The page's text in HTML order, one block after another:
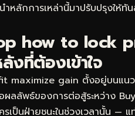
ลักการเหล่านี้มาปรับปรุงให้ทัน
how to lock
งที่ต้องเข้าใจ
maximize gain ตั้งอยู่บนแน
ลลัพธ์ของการต่อสู้ระหว่าง
รเป็นฝ่ายชนะในช่วงเวลานั้น —